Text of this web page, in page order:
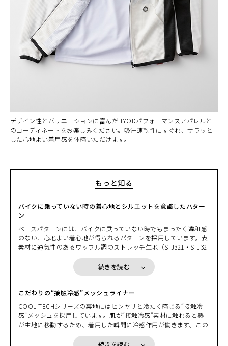
デザイン性とバリエーションに富んだHYODパフォーマンスアパレルと
のコーディネートをお楽しみください。吸汗速乾性にすぐれ、サラッと
した心地よい着用感を体感いただけます。
もっと知る
バイクに乗っていない時の着心地とシルエットを意識したパター
ン
ベースパターンには、バイクに乗っていない時でもまったく違和感
のない、心地よい着心地が得られるパターンを採用しています。表
素材に通気性のあるワッフル調のストレッチ生地（STJ321・STJ32
することで、ライディングシーンでもまったくストレスのない動き
と着心地を体感することができます。バイクに跨ったときに前身に
ターンに劣りますが、肩の力を抜いたライディングを楽しむとき
や、バイクを降りている時間が長いシチュエーションなどに最適で
す。
続きを読む
こだわりの“接触冷感”メッシュライナー
COOL TECHシリーズの裏地にはヒンヤリと冷たく感じる“接触冷
感”メッシュを採用しています。肌が“接触冷感”素材に触れると熱
が生地に移動するため、着用した瞬間に冷感作用が働きます。この
さ対策として効果的です。環境にもやさしいエコロジカルなマテリ